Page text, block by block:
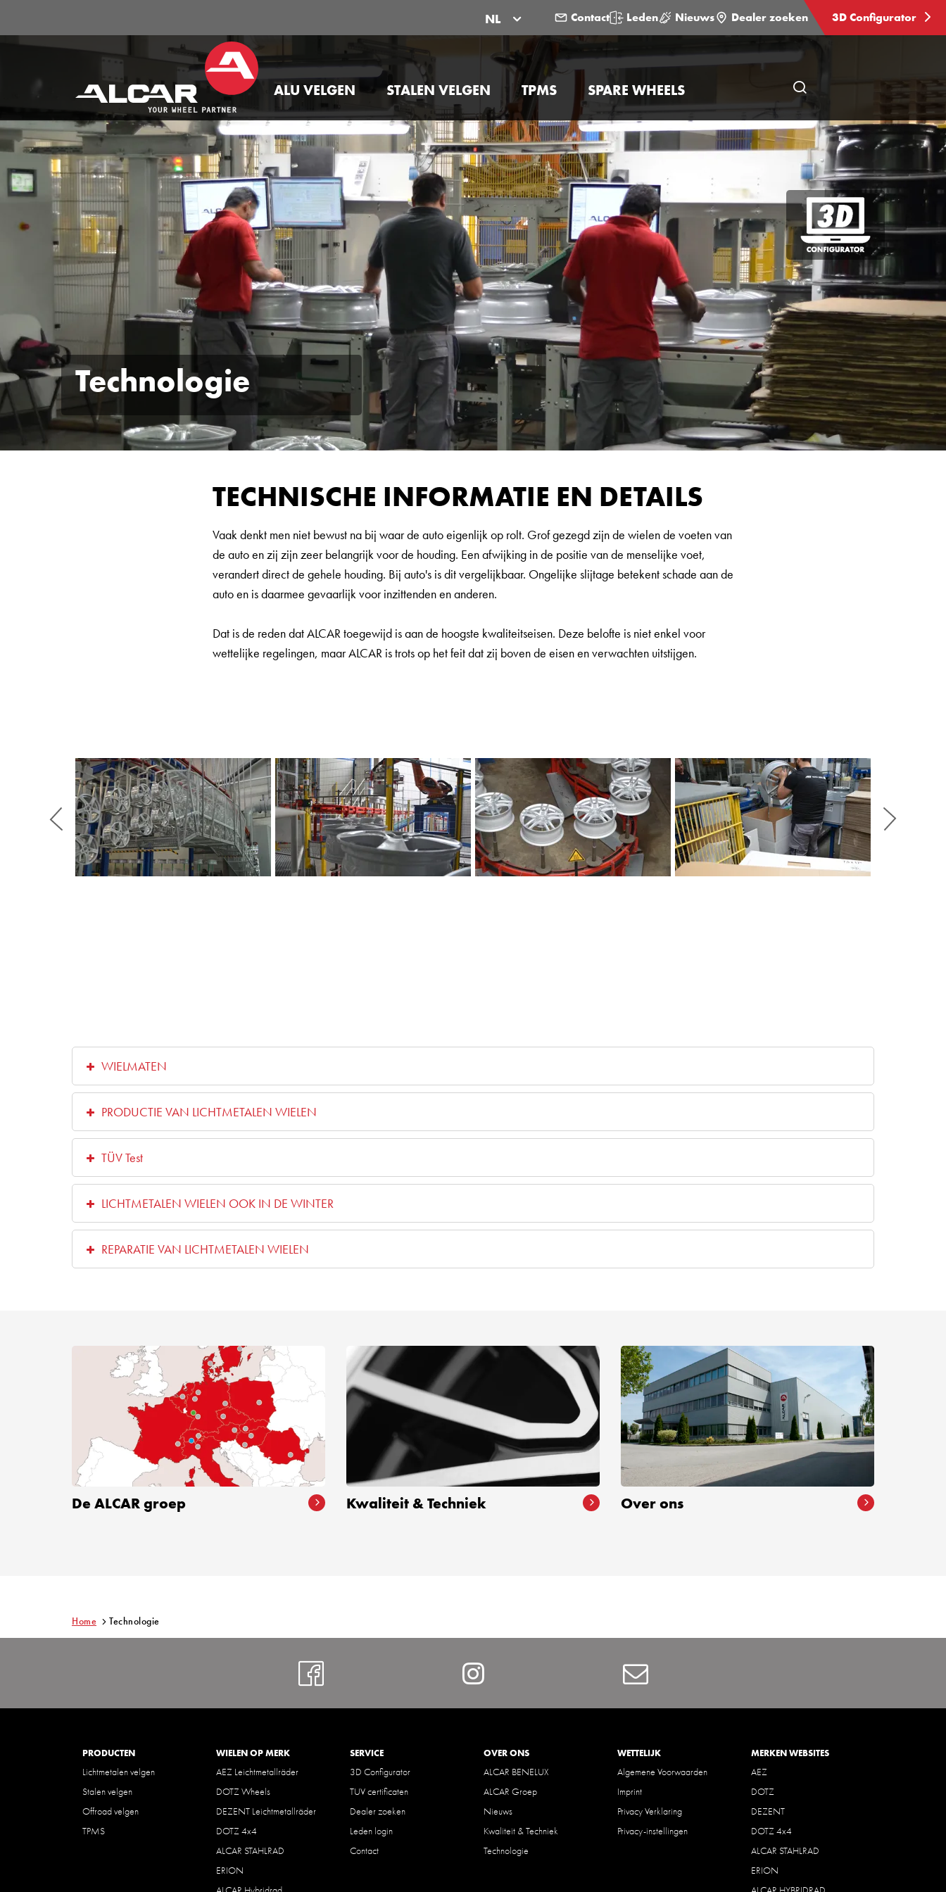
NL Contact Leden Nieuws Dealer zoeken 3D Configurator
ALU VELGEN STALEN VELGEN TPMS SPARE WHEELS
Open
pagina
zoeken
3D
Configurator
Technologie
TECHNISCHE INFORMATIE EN DETAILS
Vaak denkt men niet bewust na bij waar de auto eigenlijk op rolt. Grof gezegd zijn de wielen de voeten van
de auto en zij zijn zeer belangrijk voor de houding. Een afwijking in de positie van de menselijke voet,
verandert direct de gehele houding. Bij auto's is dit vergelijkbaar. Ongelijke slijtage betekent schade aan de
auto en is daarmee gevaarlijk voor inzittenden en anderen.
Dat is de reden dat ALCAR toegewijd is aan de hoogste kwaliteitseisen. Deze belofte is niet enkel voor
wettelijke regelingen, maar ALCAR is trots op het feit dat zij boven de eisen en verwachten uitstijgen.
Zurück Weiter
WIELMATEN
PRODUCTIE VAN LICHTMETALEN WIELEN
TÜV Test
LICHTMETALEN WIELEN OOK IN DE WINTER
REPARATIE VAN LICHTMETALEN WIELEN
De ALCAR groep Kwaliteit & Techniek Over ons
Home Technologie
Instagram Contact
PRODUCTEN
Lichtmetalen velgen
Stalen velgen
Offroad velgen
TPMS
WIELEN OP MERK
AEZ Leichtmetallräder
DOTZ Wheels
DEZENT Leichtmetallräder
DOTZ 4x4
ALCAR STAHLRAD
ERION
SERVICE
3D Configurator
TUV certificaten
Dealer zoeken
Leden login
Contact
OVER ONS
ALCAR BENELUX
ALCAR Groep
Nieuws
Kwaliteit & Techniek
Technologie
WETTELIJK
Algemene Voorwaarden
Imprint
Privacy Verklaring
Privacy-instellingen
MERKEN WEBSITES
AEZ
DOTZ
DEZENT
DOTZ 4x4
ALCAR STAHLRAD
ERION